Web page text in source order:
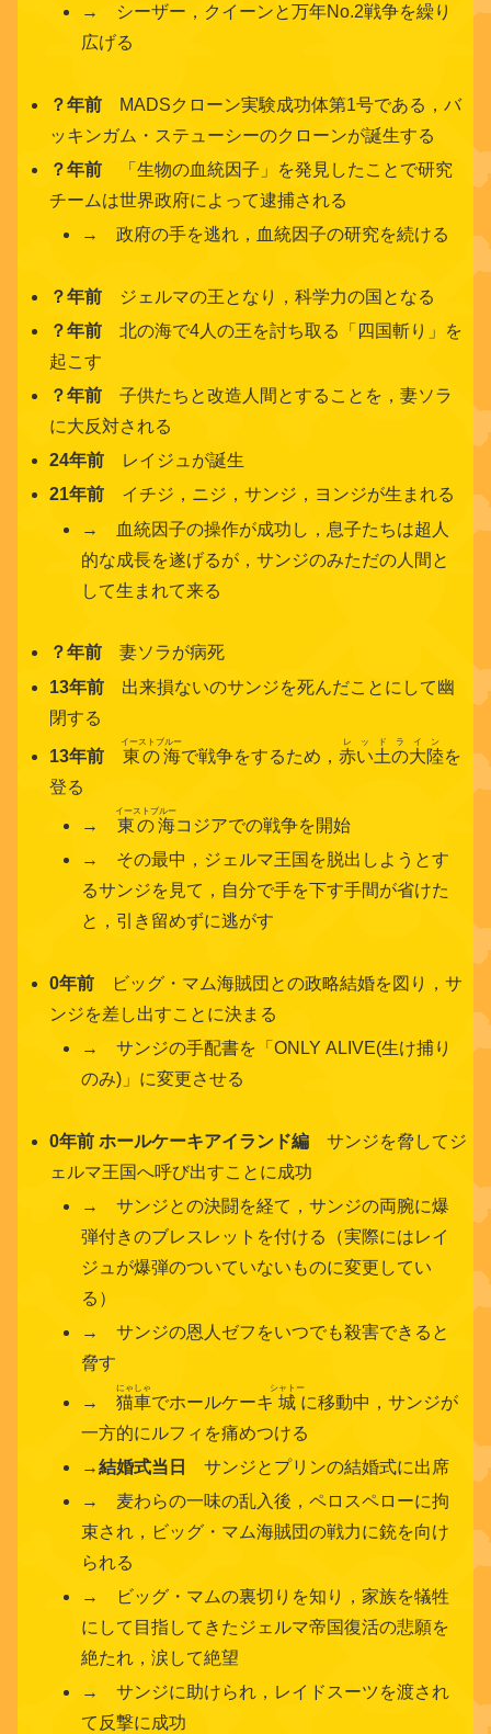
→ シーザー，クイーンと万年No.2戦争を繰り
広げる
？年前
MADSクローン実験成功体第1号である，バ
ッキンガム・ステューシーのクローンが誕生する
？年前 「生物の血統因子」を発見したことで研究
チームは世界政府によって逮捕される
→ 政府の手を逃れ，血統因子の研究を続ける
？年前 ジェルマの王となり，科学力の国となる
？年前 北の海で4人の王を討ち取る「四国斬り」を
起こす
？年前 子供たちと改造人間とすることを，妻ソラ
に大反対される
24年前 レイジュが誕生
21年前 イチジ，ニジ，サンジ，ヨンジが生まれる
→ 血統因子の操作が成功し，息子たちは超人
的な成長を遂げるが，サンジのみただの人間と
して生まれて来る
？年前 妻ソラが病死
13年前 出来損ないのサンジを死んだことにして幽
閉する
13年前 東の海
イーストブルー
で戦争をするため，赤い土の大陸
レッドライン
を
登る
→ 東の海
イーストブルー
コジアでの戦争を開始
→ その最中，ジェルマ王国を脱出しようとす
るサンジを見て，自分で手を下す手間が省けた
と，引き留めずに逃がす
0年前 ビッグ・マム海賊団との政略結婚を図り，サ
ンジを差し出すことに決まる
→ サンジの手配書を「ONLY ALIVE(生け捕り
のみ)」に変更させる
0年前 ホールケーキアイランド編 サンジを脅してジ
ェルマ王国へ呼び出すことに成功
→ サンジとの決闘を経て，サンジの両腕に爆
弾付きのブレスレットを付ける（実際にはレイ
ジュが爆弾のついていないものに変更してい
る）
→ サンジの恩人ゼフをいつでも殺害できると
脅す
→猫車
にゃしゃ
でホールケーキ 城
シャトー
に移動中，サンジが
一方的にルフィを痛めつける
→結婚式当日
サンジとプリンの結婚式に出席
→ 麦わらの一味の乱入後，ペロスペローに拘
束され，ビッグ・マム海賊団の戦力に銃を向け
られる
→ ビッグ・マムの裏切りを知り，家族を犠牲
にして目指してきたジェルマ帝国復活の悲願を
絶たれ，涙して絶望
→ サンジに助けられ，レイドスーツを渡され
て反撃に成功